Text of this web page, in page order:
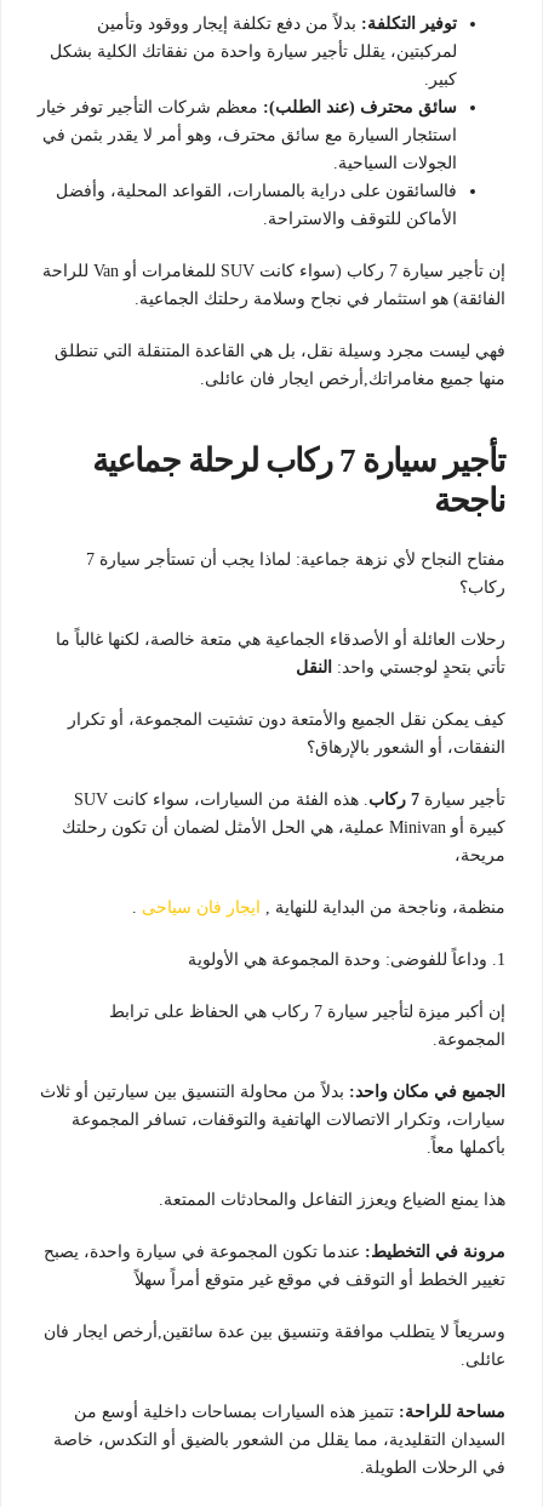
توفير التكلفة: بدلاً من دفع تكلفة إيجار ووقود وتأمين
لمركبتين، يقلل تأجير سيارة واحدة من نفقاتك الكلية بشكل
كبير.
سائق محترف (عند الطلب): معظم شركات التأجير توفر خيار
استئجار السيارة مع سائق محترف، وهو أمر لا يقدر بثمن في
الجولات السياحية.
فالسائقون على دراية بالمسارات، القواعد المحلية، وأفضل
الأماكن للتوقف والاستراحة.
إن تأجير سيارة 7 ركاب (سواء كانت SUV للمغامرات أو Van للراحة
الفائقة) هو استثمار في نجاح وسلامة رحلتك الجماعية.
فهي ليست مجرد وسيلة نقل، بل هي القاعدة المتنقلة التي تنطلق
منها جميع مغامراتك,أرخص ايجار فان عائلى.
تأجير سيارة 7 ركاب لرحلة جماعية
ناجحة
مفتاح النجاح لأي نزهة جماعية: لماذا يجب أن تستأجر سيارة 7
ركاب؟
رحلات العائلة أو الأصدقاء الجماعية هي متعة خالصة، لكنها غالباً ما
تأتي بتحدٍ لوجستي واحد: النقل
كيف يمكن نقل الجميع والأمتعة دون تشتيت المجموعة، أو تكرار
النفقات، أو الشعور بالإرهاق؟
تأجير سيارة 7 ركاب
. هذه الفئة من السيارات، سواء كانت SUV
كبيرة أو Minivan عملية، هي الحل الأمثل لضمان أن تكون رحلتك
مريحة،
منظمة، وناجحة من البداية للنهاية , ايجار فان سياحى .
1. وداعاً للفوضى: وحدة المجموعة هي الأولوية
إن أكبر ميزة لتأجير سيارة 7 ركاب هي الحفاظ على ترابط
المجموعة.
الجميع في مكان واحد: بدلاً من محاولة التنسيق بين سيارتين أو ثلاث
سيارات، وتكرار الاتصالات الهاتفية والتوقفات، تسافر المجموعة
بأكملها معاً.
هذا يمنع الضياع ويعزز التفاعل والمحادثات الممتعة.
مرونة في التخطيط: عندما تكون المجموعة في سيارة واحدة، يصبح
تغيير الخطط أو التوقف في موقع غير متوقع أمراً سهلاً
وسريعاً لا يتطلب موافقة وتنسيق بين عدة سائقين,أرخص ايجار فان
عائلى.
مساحة للراحة: تتميز هذه السيارات بمساحات داخلية أوسع من
السيدان التقليدية، مما يقلل من الشعور بالضيق أو التكدس، خاصة
في الرحلات الطويلة.